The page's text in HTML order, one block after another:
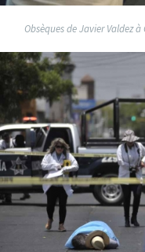
Obsèques de Javier Valdez